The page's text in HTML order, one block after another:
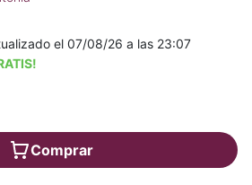
el 07/08/26 a las 23:07
Comprar